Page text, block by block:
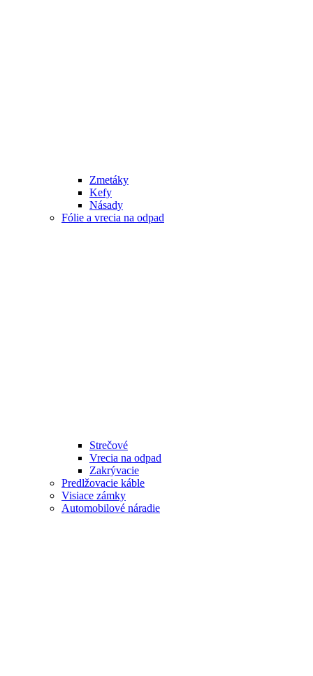
Zmetáky
Kefy
Násady
Fólie a vrecia na odpad
Strečové
Vrecia na odpad
Zakrývacie
Predlžovacie káble
Visiace zámky
Automobilové náradie